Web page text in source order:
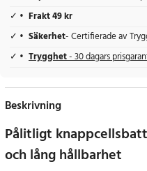
Frakt 49 kr
Säkerhet- Certifierade av
Trygghet- 30 dagars
Beskrivning
Pålitligt
och lång hållbarhet